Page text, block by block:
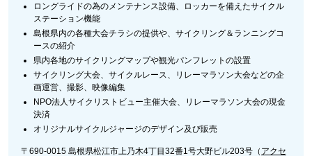
ロングライドの為のメンテナンス設備、ロッカーを備えたサイクル
ステーション機能
島根県内の各種大会チラシの提供や、サイクリング＆ランニングコ
ースの紹介
県内各地のサイクリングマップや観光パンフレットの設置
サイクリング大会、サイクルレース、リレーマラソン大会などの企
画運営、撮影、映像編集
NPO法人サイクリストビュー主催大会、リレーマラソン大会の現金
決済
オリジナルサイクルジャージのデザイン及び販売
〒690-0015 島根県松江市上乃木4丁目32番1号大野ビル203号（ アクセ